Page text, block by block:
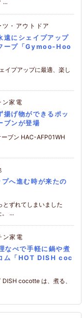
...
ツ・アウトドア
遠にシェイプアップ
ープ「Gymoo-Hoo
イプアップに最適、楽し
ン家電
揚げ物ができるポッ
ブンが登場
ブン HAC-AFP01WH
へ進む時が来たの
とずれてしまいました
...
ン家電
なべで手軽に鍋や煮
ム「HOT DISH coc
cocotte は、煮る、